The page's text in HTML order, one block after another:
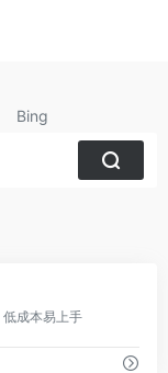
Bing
成本易上手